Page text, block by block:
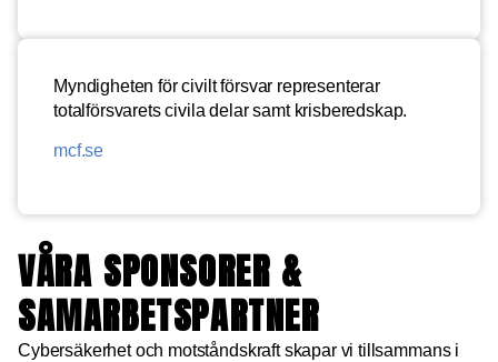
Myndigheten för civilt försvar representerar
totalförsvarets civila delar samt krisberedskap.
mcf.se
VÅRA SPONSORER &
SAMARBETSPARTNER
Cybersäkerhet och motståndskraft skapar vi tillsammans i